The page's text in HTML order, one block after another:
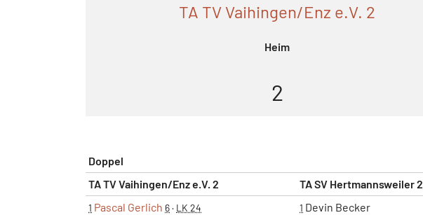
TA TV Vaihingen/Enz e.V. 2
Heim
2
Doppel
TA TV Vaihingen/Enz e.V. 2
TA SV Hertmannsweiler 2
1 Pascal Gerlich 6· LK 24
1 Devin Becker